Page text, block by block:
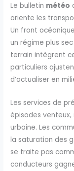
Le bulletin météo
oriente les
Un front
un régime plus
terrain intègrent
particuliers
d’actualiser en
Les services de
épisodes
urbaine. Les
la saturation des
se traite pas
conducteurs